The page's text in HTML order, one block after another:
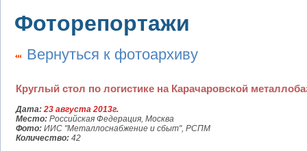
Фоторепортажи
Вернуться к фотоархиву
Круглый стол по логистике на Карачаровской
Дата: 23 августа 2013г.
Место: Российская Федерация, Москва
Фото: ИИС "Металлоснабжение и сбыт", РСПМ
Количество: 42